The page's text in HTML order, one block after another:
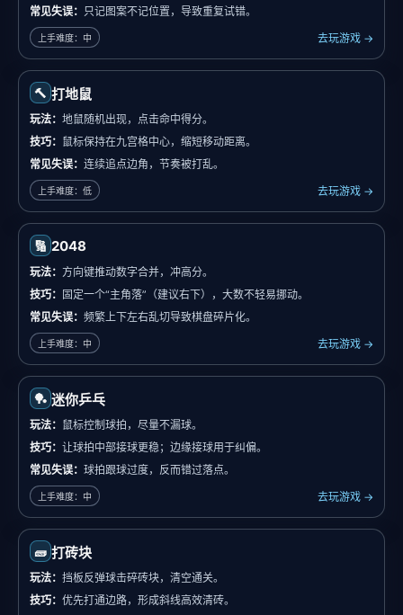
常见失误： 只记图案不记位置，导致重复试错。
上手难度：中 去玩游戏 →
🔨 打地鼠
玩法： 地鼠随机出现，点击命中得分。
技巧： 鼠标保持在九宫格中心，缩短移动距离。
常见失误： 连续追点边角，节奏被打乱。
上手难度：低 去玩游戏 →
🔢 2048
玩法： 方向键推动数字合并，冲高分。
技巧： 固定一个“主角落”（建议右下），大数不轻易挪动。
常见失误： 频繁上下左右乱切导致棋盘碎片化。
上手难度：中 去玩游戏 →
🏓 迷你乒乓
玩法： 鼠标控制球拍，尽量不漏球。
技巧： 让球拍中部接球更稳；边缘接球用于纠偏。
常见失误： 球拍跟球过度，反而错过落点。
上手难度：中 去玩游戏 →
🧱 打砖块
玩法： 挡板反弹球击碎砖块，清空通关。
技巧： 优先打通边路，形成斜线高效清砖。